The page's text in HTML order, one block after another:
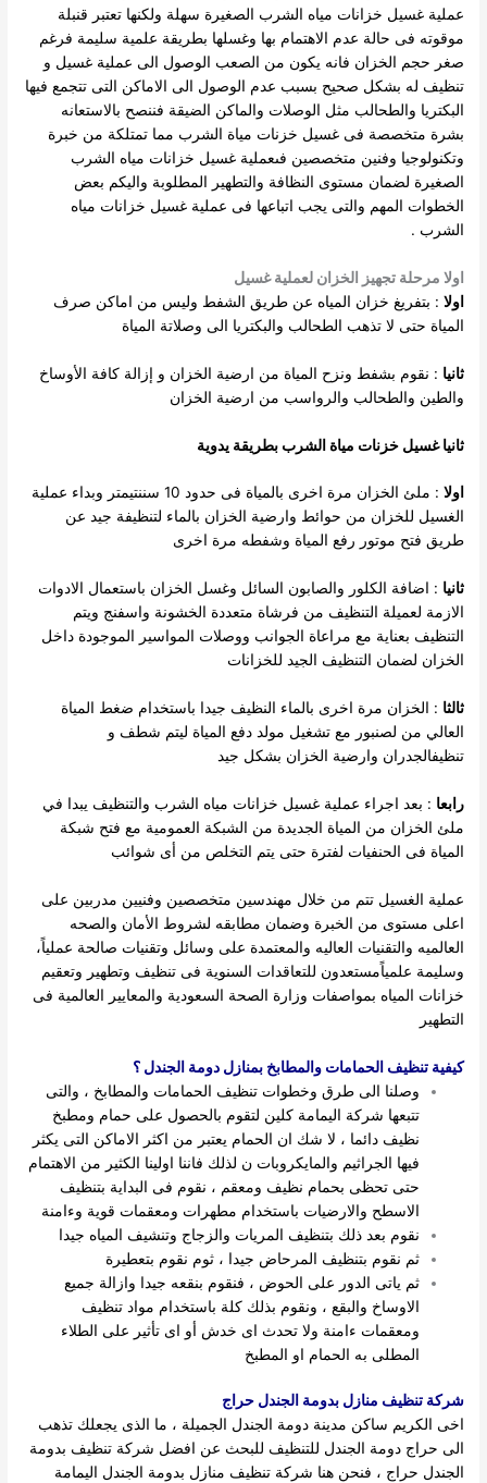
عملية غسيل خزانات مياه الشرب الصغيرة سهلة ولكنها تعتبر قنبلة
موقوته فى حالة عدم الاهتمام بها وغسلها بطريقة علمية سليمة فرغم
صغر حجم الخزان فانه يكون من الصعب الوصول الى عملية غسيل و
تنظيف له بشكل صحيح بسبب عدم الوصول الى الاماكن التى تتجمع فيها
البكتريا والطحالب مثل الوصلات والماكن الضيقة فننصح بالاستعانه
بشرة متخصصة فى غسيل خزنات مياة الشرب مما تمتلكة من خبرة
وتكنولوجيا وفنين متخصصين فىعملية غسيل خزانات مياه الشرب
الصغيرة لضمان مستوى النظافة والتطهير المطلوبة واليكم بعض
الخطوات المهم والتى يجب اتباعها فى عملية غسيل خزانات مياه
الشرب .
اولا مرحلة تجهيز الخزان لعملية غسيل
اولا : بتفريغ خزان المياه عن طريق الشفط وليس من اماكن صرف
المياة حتى لا تذهب الطحالب والبكتريا الى وصلاتة المياة
ثانيا : نقوم بشفط ونزح المياة من ارضية الخزان و إزالة كافة الأوساخ
والطين والطحالب والرواسب من ارضية الخزان
ثانيا غسيل خزنات مياة الشرب بطريقة يدوية
اولا
: ملئ الخزان مرة اخرى بالمياة فى حدود 10 سننتيمتر وبداء عملية
الغسيل للخزان من حوائط وارضية الخزان بالماء لتنظيفة جيد عن
طريق فتح موتور رفع المياة وشفطه مرة اخرى
ثانيا : اضافة الكلور والصابون السائل وغسل الخزان باستعمال الادوات
الازمة لعميلة التنظيف من فرشاة متعددة الخشونة واسفنج ويتم
التنظيف بعناية مع مراعاة الجوانب ووصلات المواسير الموجودة داخل
الخزان لضمان التنظيف الجيد للخزانات
ثالثا : الخزان مرة اخرى بالماء النظيف جيدا باستخدام ضغط المياة
العالي من لصنبور مع تشغيل مولد دفع المياة ليتم شطف و
تنظيفالجدران وارضية الخزان بشكل جيد
رابعا : بعد اجراء عملية غسيل خزانات مياه الشرب والتنظيف يبدا في
ملئ الخزان من المياة الجديدة من الشبكة العمومية مع فتح شبكة
المياة فى الحنفيات لفترة حتى يتم التخلص من أى شوائب
عملية الغسيل تتم من خلال مهندسين متخصصين وفنيين مدربين على
اعلى مستوى من الخبرة وضمان مطابقه لشروط الأمان والصحه
العالميه والتقنيات العاليه والمعتمدة على وسائل وتقنيات صالحة عملياً،
وسليمة علمياًمستعدون للتعاقدات السنوية فى تنظيف وتطهير وتعقيم
خزانات المياه بمواصفات وزارة الصحة السعودية والمعايير العالمية فى
التطهير
كيفية تنظيف الحمامات والمطابخ بمنازل دومة الجندل ؟
وصلنا الى طرق وخطوات تنظيف الحمامات والمطابخ ، والتى
تتبعها شركة اليمامة كلين لتقوم بالحصول على حمام ومطبخ
نظيف دائما ، لا شك ان الحمام يعتبر من اكثر الاماكن التى يكثر
فيها الجراثيم والمايكروبات ن لذلك فاننا اولينا الكثير من الاهتمام
حتى تحظى بحمام نظيف ومعقم ، نقوم فى البداية بتنظيف
الاسطح والارضيات باستخدام مطهرات ومعقمات قوية وءامنة
نقوم بعد ذلك بتنظيف المريات والزجاج وتنشيف المياه جيدا
ثم نقوم بتنظيف المرحاض جيدا ، ثوم نقوم بتعطيرة
ثم ياتى الدور على الحوض ، فنقوم بنقعه جيدا وازالة جميع
الاوساخ والبقع ، ونقوم بذلك كلة باستخدام مواد تنظيف
ومعقمات ءامنة ولا تحدث اى خدش أو اى تأثير على الطلاء
المطلى به الحمام او المطبخ
شركة تنظيف منازل بدومة الجندل حراج
اخى الكريم ساكن مدينة دومة الجندل الجميلة ، ما الذى يجعلك تذهب
الى حراج دومة الجندل للتنظيف للبحث عن افضل شركة تنظيف بدومة
الجندل حراج ، فنحن هنا شركة تنظيف منازل بدومة الجندل اليمامة